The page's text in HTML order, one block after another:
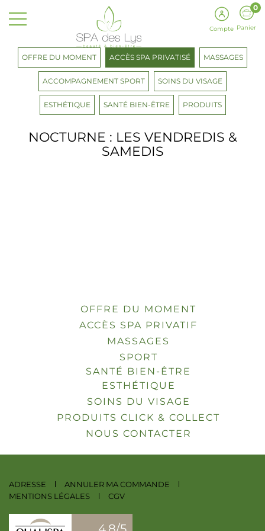
Compte
0
Panier
OFFRE DU MOMENT ACCÈS SPA PRIVATISÉ MASSAGES
ACCOMPAGNEMENT SPORT SOINS DU VISAGE
ESTHÉTIQUE SANTÉ BIEN-ÊTRE PRODUITS
NOCTURNE : LES VENDREDIS &
SAMEDIS
OFFRE DU MOMENT
ACCÈS SPA PRIVATIF
MASSAGES
SPORT
SANTÉ BIEN-ÊTRE
ESTHÉTIQUE
SOINS DU VISAGE
PRODUITS CLICK & COLLECT
NOUS CONTACTER
ADRESSE
ANNULER MA COMMANDE
MENTIONS LÉGALES
CGV